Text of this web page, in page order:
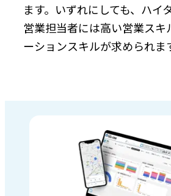
ます。いずれにしても、ハイ
営業担当者には高い営業スキ
ーションスキルが求められま